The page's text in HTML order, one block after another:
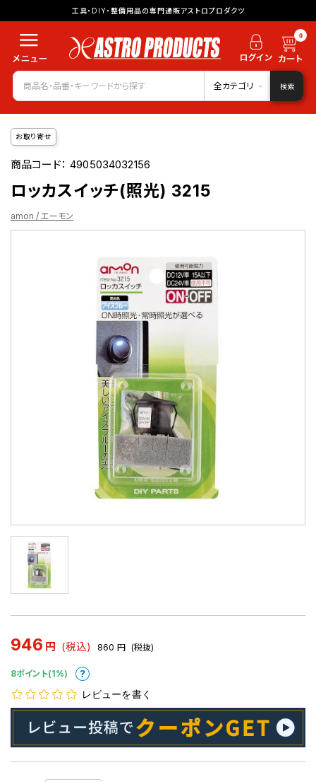
工具・DIY・整備用品の専門通販アストロプロダクツ
0
全カテゴリ 検索
お取り寄せ
商品コード：4905034032156
ロッカスイッチ(照光) 3215
amon / エーモン
946 円 (税込) 860 円 (税抜)
8ポイント(1%)
レビューを書く